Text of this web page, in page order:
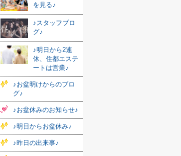
を見る♪
♪スタッフブロ
グ♪
♪明日から2連
休、住都エステ
ートは営業♪
♪お盆明けからのブロ
グ♪
♪お盆休みのお知らせ♪
♪明日からお盆休み♪
♪昨日の出来事♪